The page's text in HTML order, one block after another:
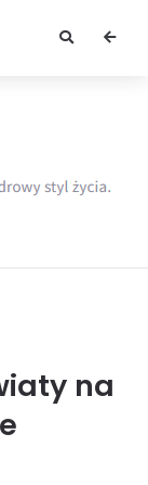
na